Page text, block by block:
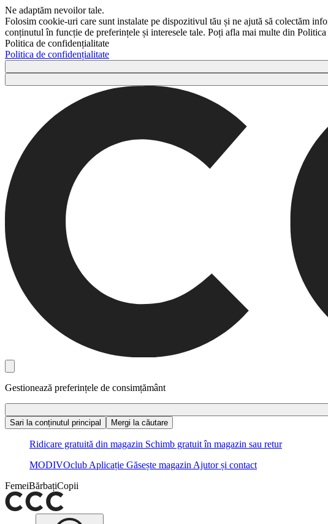
Ne adaptăm nevoilor tale.
Folosim cookie-uri care sunt instalate pe dispozitivul tău și ne ajută să colectăm
conținutul în funcție de preferințele și interesele tale. Poți afla mai multe din
Politica de confidențialitate
Politica de confidențialitate
Gestionează preferințele de consimțământ
Sari la conținutul principal
Mergi la căutare
Ridicare gratuită din magazin Schimb gratuit în magazin sau retur
MODIVOclub Aplicație Găsește magazin Ajutor și contact
FemeiBărbațiCopii